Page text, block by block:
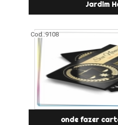
Jardim
Cod.:9108
onde fazer